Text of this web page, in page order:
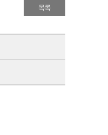
목록